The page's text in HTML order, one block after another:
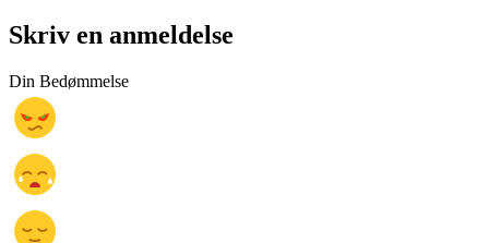
Skriv en anmeldelse
Din Bedømmelse